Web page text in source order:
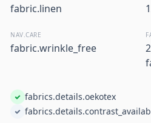
fabric.linen
NAV.CARE
fabric.wrinkle_free
fabrics.details.oekotex